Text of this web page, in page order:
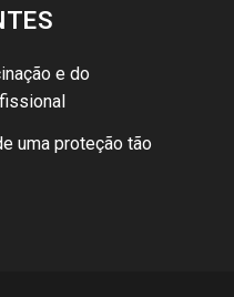
e do
uma proteção tão